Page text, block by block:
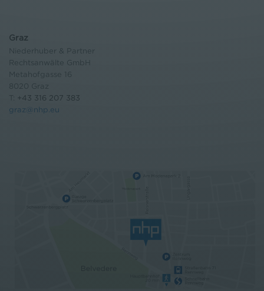
Graz
Niederhuber & Partner
Rechtsanwälte GmbH
Metahofgasse 16
8020 Graz
+43 316 207 383
graz@nhp.eu